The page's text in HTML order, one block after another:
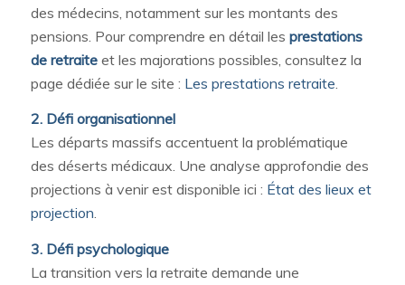
des médecins, notamment sur les montants des
pensions. Pour comprendre en détail les prestations
de retraiteet les majorations possibles, consultez la
page dédiée sur le site : Les prestations retraite
2. Défi organisationnel
Les départs massifs accentuent la problématique
des déserts médicaux. Une analyse approfondie des
projections à venir est disponible ici : État des lieux et
projection.
3. Défi psychologique
La transition vers la retraite demande une